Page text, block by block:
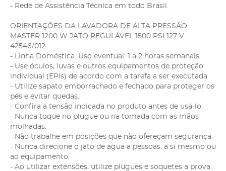
- Rede de Assistência Técnica em todo Brasil.
ORIENTAÇÕES DA LAVADORA DE ALTA PRESSÃO
MASTER 1200 W JATO REGULÁVEL 1500 PSI 127 V
42546/012
- Linha Doméstica. Uso eventual: 1 a 2 horas semanais.
- Use óculos, luvas e outros equipamentos de proteção
individual (EPIs) de acordo com a tarefa a ser executada.
- Utilize sapato emborrachado e fechado para proteger os
pés e evitar quedas.
- Confira a tensão indicada no produto antes de usá-lo.
- Nunca toque no plugue ou na tomada com as mãos
molhadas.
- Não trabalhe em posições que não ofereçam segurança.
- Nunca direcione o jato de água a pessoas, a si mesmo ou
ao equipamento.
- Ao utilizar extensões, utilize plugues e soquetes a prova